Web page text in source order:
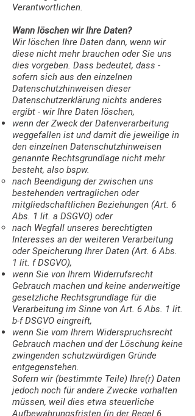
Verantwortlichen.
Wann löschen wir Ihre Daten?
Wir löschen Ihre Daten dann, wenn wir
diese nicht mehr brauchen oder Sie uns
dies vorgeben. Dass bedeutet, dass -
sofern sich aus den einzelnen
Datenschutzhinweisen dieser
Datenschutzerklärung nichts anderes
ergibt - wir Ihre Daten löschen,
wenn der Zweck der Datenverarbeitung
weggefallen ist und damit die jeweilige in
den einzelnen Datenschutzhinweisen
genannte Rechtsgrundlage nicht mehr
besteht, also bspw.
nach Beendigung der zwischen uns
bestehenden vertraglichen oder
mitgliedschaftlichen Beziehungen (Art. 6
Abs. 1 lit. a DSGVO) oder
nach Wegfall unseres berechtigten
Interesses an der weiteren Verarbeitung
oder Speicherung Ihrer Daten (Art. 6 Abs.
1 lit. f DSGVO),
wenn Sie von Ihrem Widerrufsrecht
Gebrauch machen und keine anderweitige
gesetzliche Rechtsgrundlage für die
Verarbeitung im Sinne von Art. 6 Abs. 1 lit.
b-f DSGVO eingreift,
wenn Sie vom Ihrem Widerspruchsrecht
Gebrauch machen und der Löschung keine
zwingenden schutzwürdigen Gründe
entgegenstehen.
Sofern wir (bestimmte Teile) Ihre(r) Daten
jedoch noch für andere Zwecke vorhalten
müssen, weil dies etwa steuerliche
Aufbewahrungsfristen (in der Regel 6